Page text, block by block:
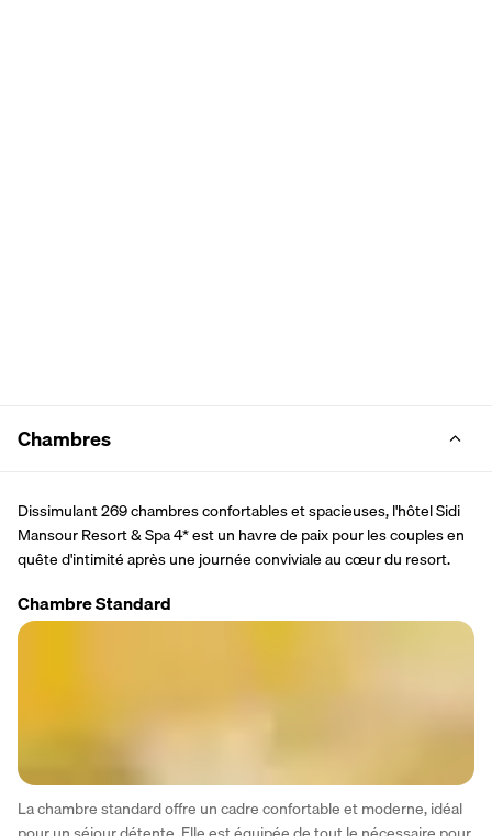
Chambres
Dissimulant 269 chambres confortables et spacieuses, l'hôtel Sidi
Mansour Resort & Spa 4* est un havre de paix pour les couples en
quête d'intimité après une journée conviviale au cœur du resort.
Chambre Standard
La chambre standard offre un cadre confortable et moderne, idéal